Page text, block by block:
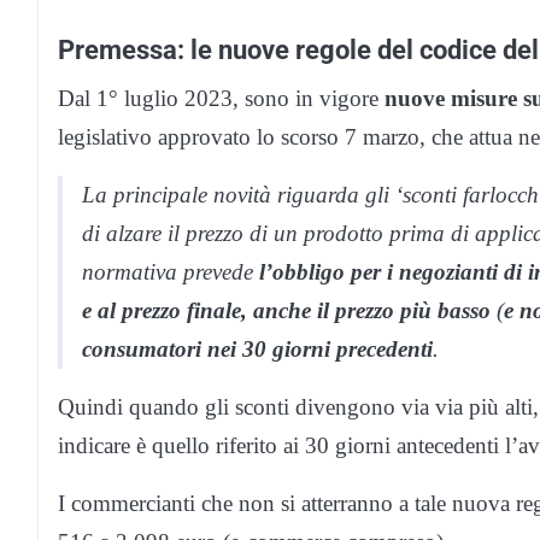
Premessa: le nuove regole del codice
Dal 1° luglio 2023, sono in vigore nuove misure
legislativo approvato lo scorso 7 marzo, che attua
La principale novità riguarda gli ‘sconti
di alzare il prezzo di un prodotto prima di
normativa prevede l’obbligo per i negozianti di
e al prezzo finale, anche il prezzo più basso (e
consumatori nei 30 giorni precedenti.
Quindi quando gli sconti divengono via via più alti,
indicare è quello riferito ai 30 giorni antecedenti
I commercianti che non si atterranno a tale nuova